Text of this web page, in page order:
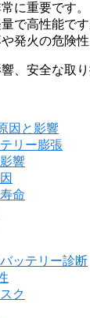
に重要です。
で高性能で
発火の危険
、安全な取
因と影響
リー膨張
響
命
ッテリー診断
ク